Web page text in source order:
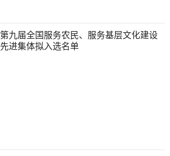
第九届全国服务农民、服务基层文化建设
先进集体拟入选名单